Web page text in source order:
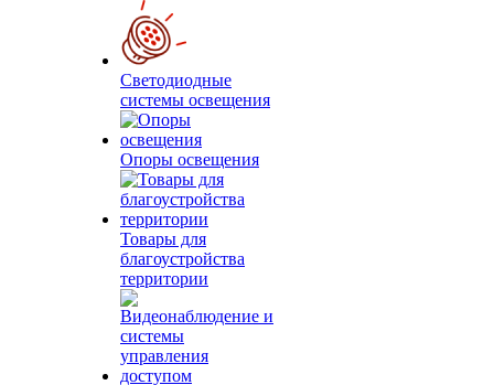
Светодиодные
системы освещения
Опоры освещения
Товары для
благоустройства
территории